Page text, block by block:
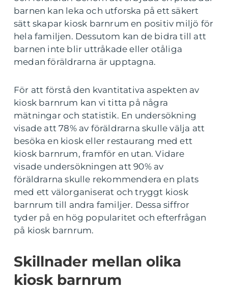
barnen kan leka och utforska på ett säkert
sätt skapar kiosk barnrum en positiv miljö för
hela familjen. Dessutom kan de bidra till att
barnen inte blir uttråkade eller otåliga
medan föräldrarna är upptagna.
För att förstå den kvantitativa aspekten av
kiosk barnrum kan vi titta på några
mätningar och statistik. En undersökning
visade att 78% av föräldrarna skulle välja att
besöka en kiosk eller restaurang med ett
kiosk barnrum, framför en utan. Vidare
visade undersökningen att 90% av
föräldrarna skulle rekommendera en plats
med ett välorganiserat och tryggt kiosk
barnrum till andra familjer. Dessa siffror
tyder på en hög popularitet och efterfrågan
på kiosk barnrum.
Skillnader mellan olika
kiosk barnrum